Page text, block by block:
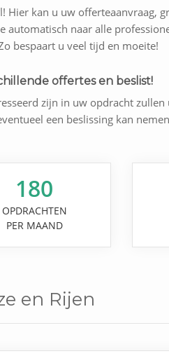
Hier kan u uw offerteaanvraag,
automatisch naar alle
bespaart u veel tijd en moeite!
offertes en beslist!
zijn in uw opdracht
een beslissing kan
180
OPDRACHTEN
PER MAAND
en Rijen